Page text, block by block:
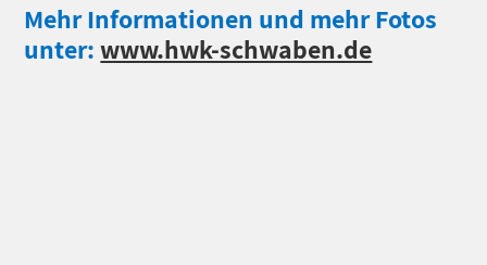
Mehr Informationen und mehr Fotos
unter:www.hwk-schwaben.de